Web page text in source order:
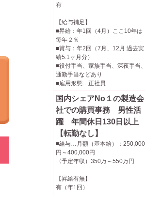
有
【給与補足】
■昇給：年1回（4月）ここ10年は
毎年２％
■賞与：年2回（7月、12月 過去実
績5.1ヶ月分）
■役付手当、家族手当、深夜手当、
通勤手当などあり
■雇用形態…正社員
国内シェアNo１の製造会
社での購買事務 男性活
躍 年間休日130日以上
【転勤なし】
■給与…月額（基本給）：250,000
円～400,000円
〈予定年収）350万～550万円
【昇給有無】
有（年1回）